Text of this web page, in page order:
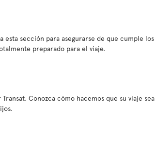
sección para asegurarse de que cumple los
preparado para el viaje.
Conozca cómo hacemos que su viaje sea